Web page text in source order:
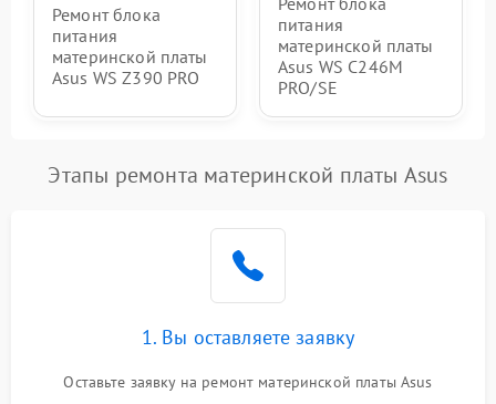
Ремонт блока
питания
материнской платы
Asus WS Z390 PRO
питания
материнской платы
Asus WS C246M
PRO/SE
Этапы ремонта материнской платы Asus
1. Вы оставляете заявку
Оставьте заявку на ремонт материнской платы Asus